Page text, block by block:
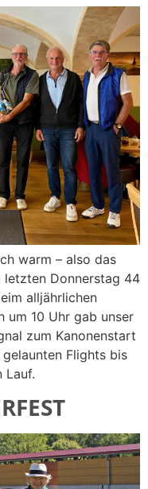
warm – also das
Donnerstag 44
alljährlichen
um 10 Uhr gab unser
zum Kanonenstart
Flights bis
Lauf.